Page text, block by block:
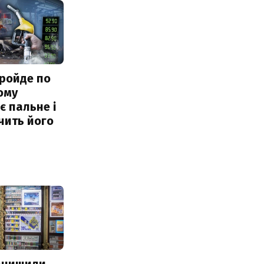
по
пальне і
його